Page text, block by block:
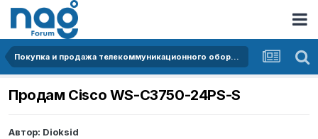
Покупка и продажа телекоммуникационного оборудования
Продам Cisco WS-C3750-24PS-S
Автор: Dioksid